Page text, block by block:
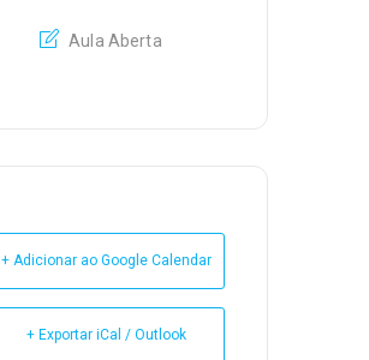
Aula Aberta
+ Adicionar ao Google Calendar
+ Exportar iCal / Outlook